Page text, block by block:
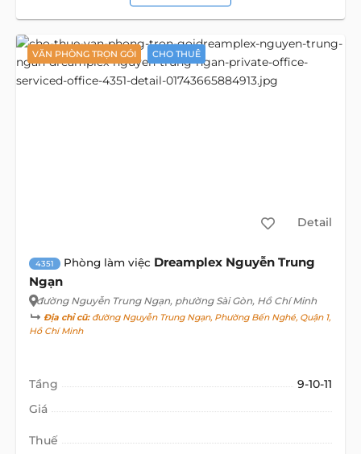
VĂN PHÒNG TRỌN GÓI CHO THUÊ
Detail
4351 Phòng làm việc Dreamplex Nguyễn Trung
Ngạn
đường Nguyễn Trung Ngạn, phường Sài Gòn, Hồ Chí Minh
Địa chỉ cũ:đường Nguyễn Trung Ngạn, Phường Bến Nghé, Quận 1,
Hồ Chí Minh
Tầng
9-10-11
Giá
Thuế